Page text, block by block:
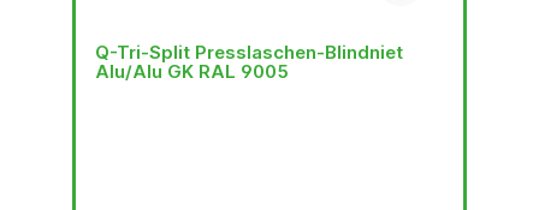
Q-Tri-Split Presslaschen-Blindniet
Alu/Alu GK RAL 9005